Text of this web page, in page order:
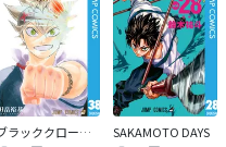
ブラッククローバー
SAKAMOTO DAYS